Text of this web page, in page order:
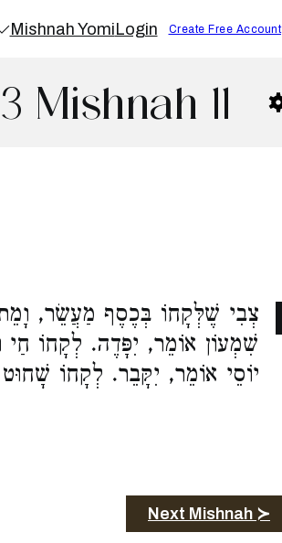
Mishnah YomiLogin Create Free Account
Mishnah 11
צְבִי שֶׁלְּקָחוֹ בְּכֶסֶף מַעֲשֵׂר,
שִׁמְעוֹן אוֹמֵר, יִפָּדֶה. לְקָחוֹ
יוֹסֵי אוֹמֵר, יִקָּבֵר. לְקָחוֹ
Next Mishnah ≻